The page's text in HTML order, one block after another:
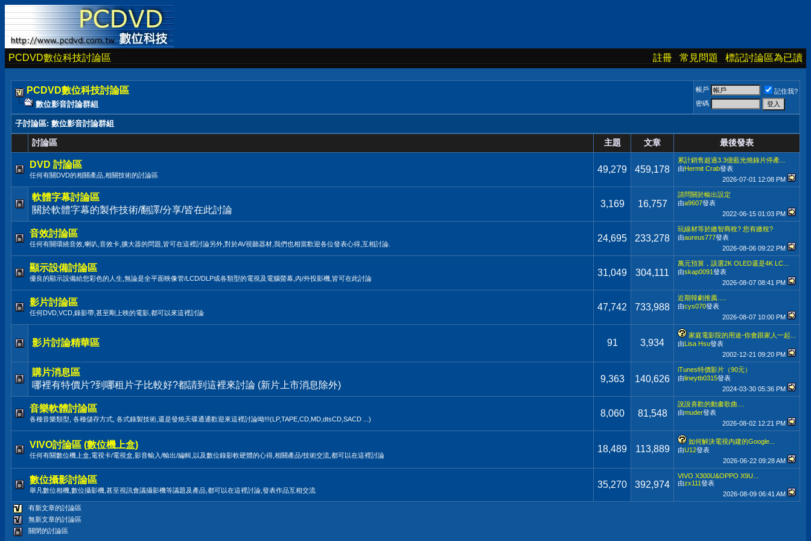
PCDVD數位科技討論區 註冊 常見問題 標記討論區為已讀
PCDVD數位科技討論區
數位影音討論群組
帳戶
記住我?
密碼
子討論區: 數位影音討論群組
討論區 主題 文章 最後發表
DVD 討論區
任何有關DVD的相關產品,相關技術的討論區
49,279 459,178
累計銷售超過3.3億藍光燒錄片停產...
由Hermit Crab發表
2026-07-01 12:08 PM
軟體字幕討論區
關於軟體字幕的製作技術/翻譯/分享/皆在此討論
3,169 16,757
請問關於輸出設定
由a9607發表
2022-06-15 01:03 PM
音效討論區
任何有關環繞音效,喇叭,音效卡,擴大器的問題,皆可在這裡討論另外,對於AV視聽器材,我們也相當歡迎各位發表心得,互相討論.
24,695 233,278
玩線材等於繳智商稅? 您有繳稅?
由aureus777發表
2026-08-06 09:22 PM
顯示設備討論區
優良的顯示設備給您彩色的人生,無論是全平面映像管/LCD/DLP或各類型的電視及電腦螢幕,內/外投影機,皆可在此討論
31,049 304,111
萬元預算，該選2K OLED還是4K LC...
由skap0091發表
2026-08-07 08:41 PM
影片討論區
任何DVD,VCD,錄影帶,甚至剛上映的電影,都可以來這裡討論
47,742 733,988
近期韓劇推薦.....
由cys070發表
2026-08-07 10:00 PM
影片討論精華區 91 3,934
家庭電影院的用途-你會跟家人一起...
由Lisa Hsu發表
2002-12-21 09:20 PM
購片消息區
哪裡有特價片?到哪租片子比較好?都請到這裡來討論 (新片上市消息除外)
9,363 140,626
iTunes特價影片（90元）
由lineytb0315發表
2024-03-30 05:36 PM
音樂軟體討論區
各種音樂類型, 各種儲存方式, 各式錄製技術,還是發燒天碟通通歡迎來這裡討論呦!!!(LP,TAPE,CD,MD,dtsCD,SACD ...)
8,060 81,548
說說喜歡的動畫歌曲....
由muder發表
2026-08-02 12:21 PM
VIVO討論區 (數位機上盒)
任何有關數位機上盒,電視卡/電視盒,影音輸入/輸出/編輯,以及數位錄影軟硬體的心得,相關產品/技術交流,都可以在這裡討論
18,489 113,889
如何解決電視内建的Google...
由U12發表
2026-06-22 09:28 AM
數位攝影討論區
舉凡數位相機,數位攝影機,甚至視訊會議攝影機等議題及產品,都可以在這裡討論,發表作品互相交流
35,270 392,974
VIVO X300U&OPPO X9U...
由zx111發表
2026-08-09 06:41 AM
有新文章的討論區
無新文章的討論區
關閉的討論區